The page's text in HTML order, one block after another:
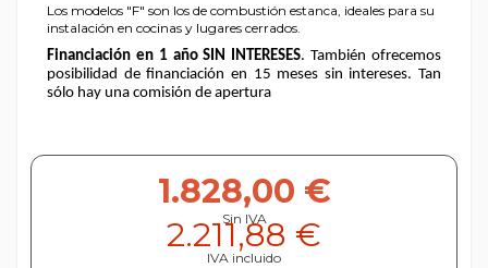
Los modelos "F" son los de combustión estanca, ideales para su
instalación en cocinas y lugares cerrados.
Financiación en 1 año SIN INTERESES. También ofrecemos
posibilidad de financiación en 15 meses sin intereses. Tan
sólo hay una comisión de apertura
1.828,00 €
Sin IVA
2.211,88 €
IVA incluido